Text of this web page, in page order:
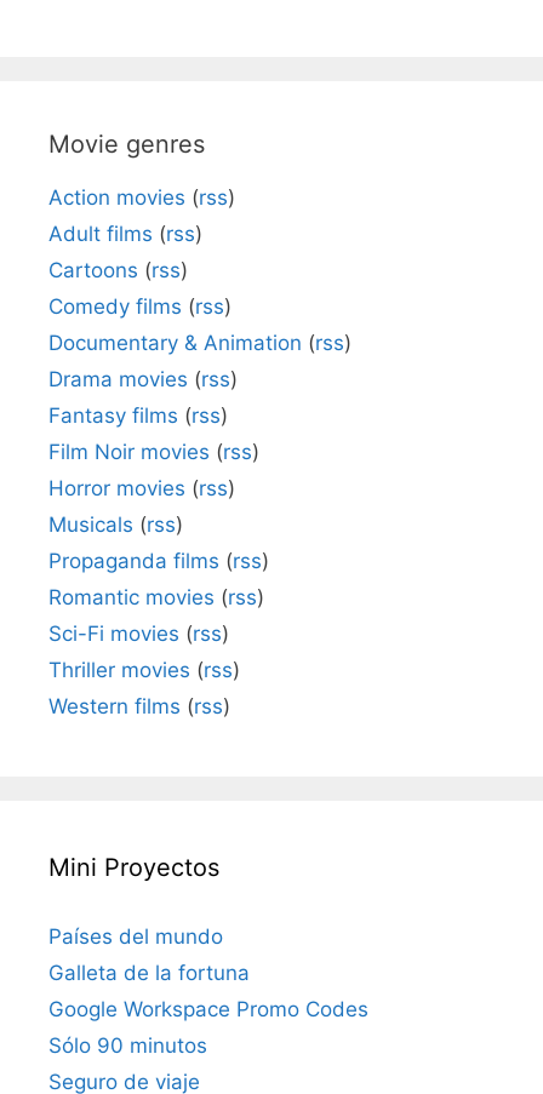
Movie genres
Action movies (rss)
Adult films (rss)
Cartoons (rss)
Comedy films (rss)
Documentary & Animation (rss)
Drama movies (rss)
Fantasy films (rss)
Film Noir movies (rss)
Horror movies (rss)
Musicals (rss)
Propaganda films (rss)
Romantic movies (rss)
Sci-Fi movies (rss)
Thriller movies (rss)
Western films (rss)
Mini Proyectos
Países del mundo
Galleta de la fortuna
Google Workspace Promo Codes
Sólo 90 minutos
Seguro de viaje